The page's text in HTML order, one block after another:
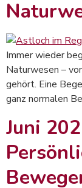
Immer wieder
Naturwesen –
gehört. Eine
ganz normalen
Juni